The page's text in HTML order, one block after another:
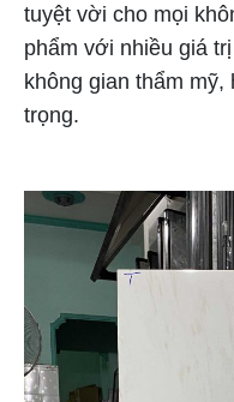
tuyệt vời cho mọi
phẩm với nhiều giá
không gian thẩm mỹ,
trọng.